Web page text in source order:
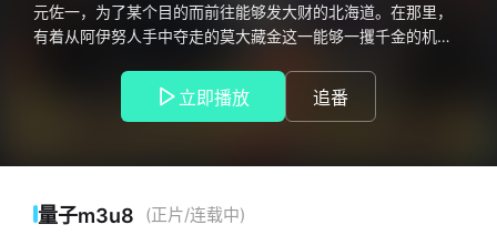
元佐一，为了某个目的而前往能够发大财的北海道。在那里，
有着从阿伊努人手中夺走的莫大藏金这一能够一攫千金的机
所刻的刺青则是指示其所在地的线索。此时，遭到棕熊袭击的
杉元，被一位阿伊努少女所救。名叫阿席莉帕的这位少女，她
方大地为舞台，这场一攫千金求生行动究竟会如何发展……！？
立即播放 追番
量子m3u8 (正片/连载中)